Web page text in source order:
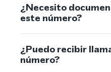
¿Necesito
este número?
¿Puedo recibir
número?